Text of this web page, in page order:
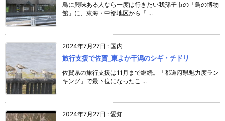
鳥に興味ある人なら一度は行きたい我孫子市の「鳥の博物
館」に、東海・中部地区から「 ...
2024年7月27日 : 国内
旅行支援で佐賀_東よか干潟のシギ・チドリ
佐賀県の旅行支援は11月まで継続。「都道府県魅力度ラン
キング」で最下位になったこ ...
2024年7月27日 : 愛知